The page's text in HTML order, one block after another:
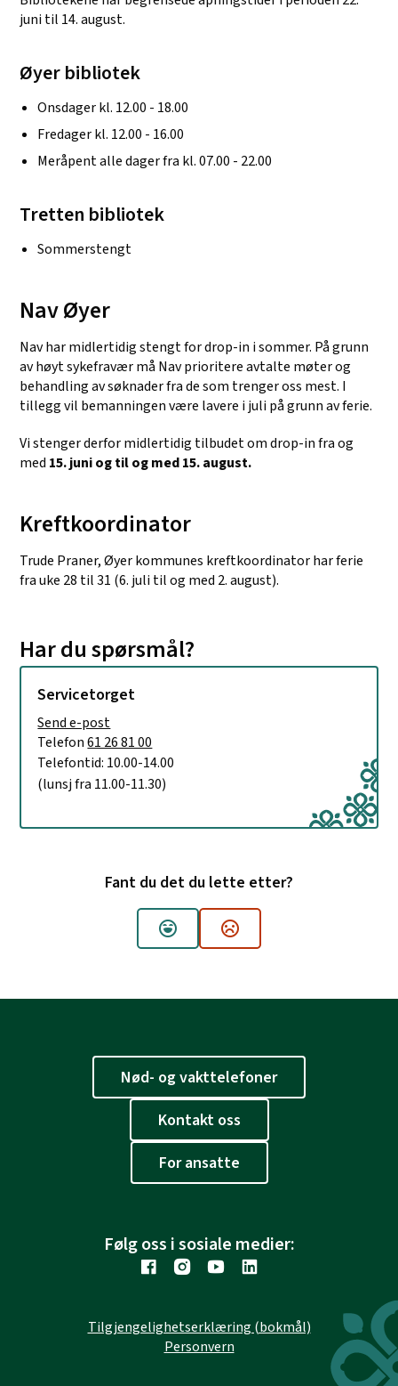
juni til 14. august.
Øyer bibliotek
Onsdager kl. 12.00 - 18.00
Fredager kl. 12.00 - 16.00
Meråpent alle dager fra kl. 07.00 - 22.00
Tretten bibliotek
Sommerstengt
Nav Øyer
Nav har midlertidig stengt for drop-in i sommer. På grunn
av høyt sykefravær må Nav prioritere avtalte møter og
behandling av søknader fra de som trenger oss mest. I
tillegg vil bemanningen være lavere i juli på grunn av ferie.
Vi stenger derfor midlertidig tilbudet om drop-in fra og
med 15. juni og til og med 15. august.
Kreftkoordinator
Trude Praner, Øyer kommunes kreftkoordinator har ferie
fra uke 28 til 31 (6. juli til og med 2. august).
Har du spørsmål?
Servicetorget
E-post
Send e-post
Telefon61 26 81 00
Telefontid: 10.00-14.00
(lunsj fra 11.00-11.30)
Fant du det du lette etter?
Ja Nei
Nød- og vakttelefoner
Kontakt oss
For ansatte
Følg oss i sosiale medier:
Tilgjengelighetserklæring (bokmål)
Personvern